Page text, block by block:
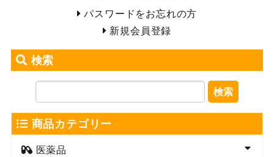
パスワードをお忘れの方
新規会員登録
検索
検索
商品カテゴリー
医薬品